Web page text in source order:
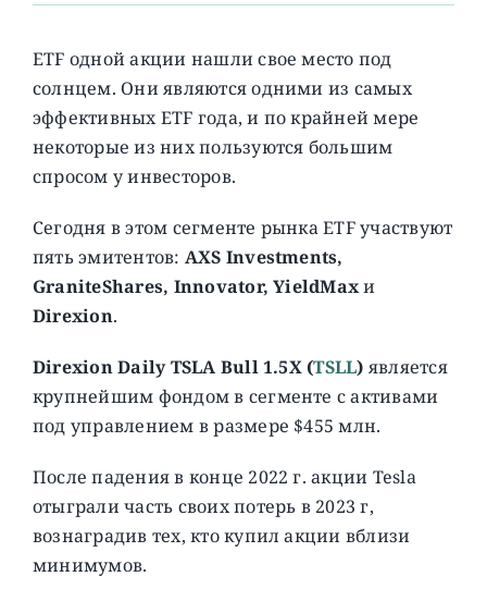
ETF одной акции нашли свое место под
солнцем. Они являются одними из самых
эффективных ETF года, и по крайней мере
некоторые из них пользуются большим
спросом у инвесторов.
Сегодня в этом сегменте рынка ETF участвуют
пять эмитентов: AXS Investments,
GraniteShares, Innovator, YieldMaxи
Direxion.
Direxion Daily TSLA Bull 1.5X (TSLL) является
крупнейшим фондом в сегменте с активами
под управлением в размере $455 млн.
После падения в конце 2022 г. акции Tesla
отыграли часть своих потерь в 2023 г,
вознаградив тех, кто купил акции вблизи
минимумов.